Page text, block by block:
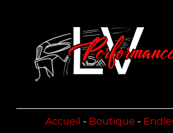
Accueil - Boutique -